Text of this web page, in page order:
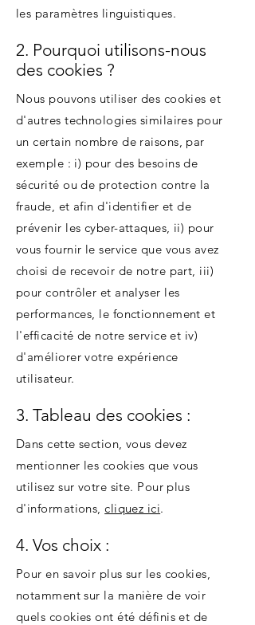
les paramètres linguistiques.
2. Pourquoi utilisons-nous
des cookies ?
Nous pouvons utiliser des cookies et
d'autres technologies similaires pour
un certain nombre de raisons, par
exemple : i) pour des besoins de
sécurité ou de protection contre la
fraude, et afin d'identifier et de
prévenir les cyber-attaques, ii) pour
vous fournir le service que vous avez
choisi de recevoir de notre part, iii)
pour contrôler et analyser les
performances, le fonctionnement et
l'efficacité de notre service et iv)
d'améliorer votre expérience
utilisateur.
3. Tableau des cookies :
Dans cette section, vous devez
mentionner les cookies que vous
utilisez sur votre site. Pour plus
d'informations,cliquez ici.
4. Vos choix :
Pour en savoir plus sur les cookies,
notamment sur la manière de voir
quels cookies ont été définis et de